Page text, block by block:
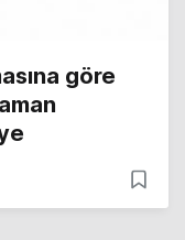
göre